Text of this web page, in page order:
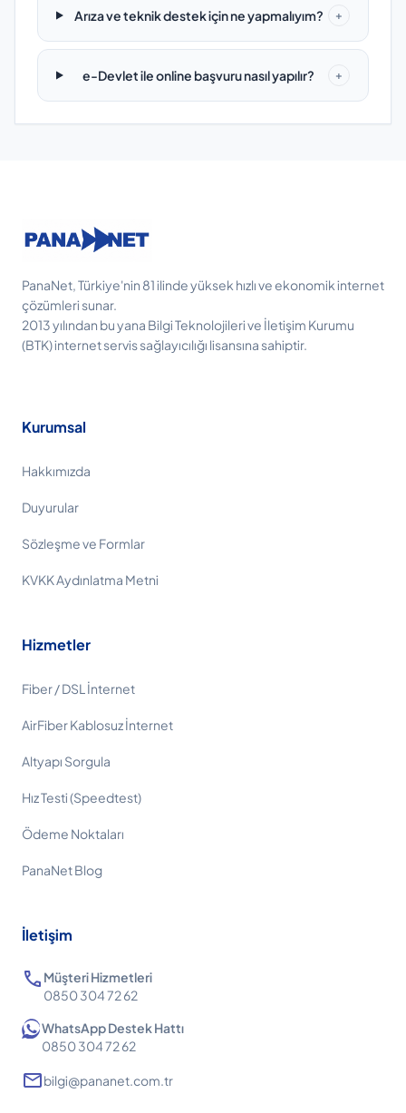
Arıza ve teknik destek için ne yapmalıyım? +
e-Devlet ile online başvuru nasıl yapılır? +
PanaNet, Türkiye'nin 81 ilinde yüksek hızlı ve ekonomik internet
çözümleri sunar.
2013 yılından bu yana Bilgi Teknolojileri ve İletişim Kurumu
(BTK) internet servis sağlayıcılığı lisansına sahiptir.
Kurumsal
Hakkımızda
Duyurular
Sözleşme ve Formlar
KVKK Aydınlatma Metni
Hizmetler
Fiber / DSL İnternet
AirFiber Kablosuz İnternet
Altyapı Sorgula
Hız Testi (Speedtest)
Ödeme Noktaları
PanaNet Blog
İletişim
call Müşteri Hizmetleri
0850 304 72 62
WhatsApp Destek Hattı
0850 304 72 62
mailbilgi@pananet.com.tr